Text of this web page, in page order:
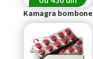
Kamagra bombone